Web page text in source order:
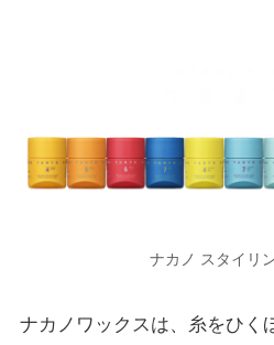
ナカノ スタイリ
ナカノワックスは、糸をひく